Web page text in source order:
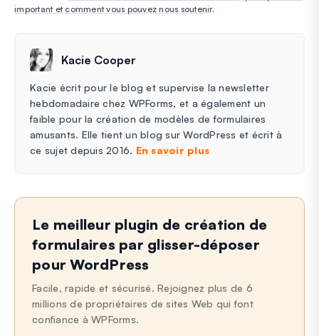
important et comment vous pouvez nous soutenir.
Kacie Cooper
Kacie écrit pour le blog et supervise la newsletter
hebdomadaire chez WPForms, et a également un
faible pour la création de modèles de formulaires
amusants. Elle tient un blog sur WordPress et écrit à
ce sujet depuis 2016. En savoir plus
Le meilleur plugin de création de
formulaires par glisser-déposer
pour WordPress
Facile, rapide et sécurisé. Rejoignez plus de 6
millions de propriétaires de sites Web qui font
confiance à WPForms.